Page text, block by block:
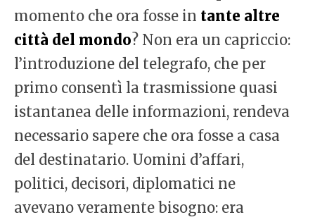
momento che ora fosse in tante altre
città del mondo? Non era un capriccio:
l’introduzione del telegrafo, che per
primo consentì la trasmissione quasi
istantanea delle informazioni, rendeva
necessario sapere che ora fosse a casa
del destinatario. Uomini d’affari,
politici, decisori, diplomatici ne
avevano veramente bisogno: era